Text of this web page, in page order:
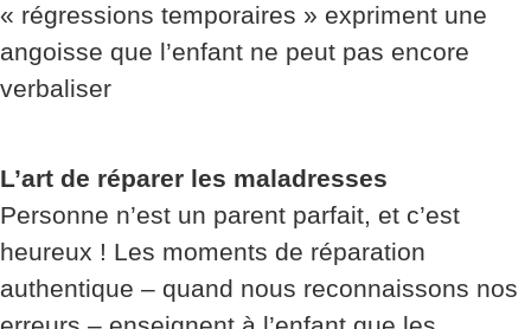
« régressions temporaires » expriment une
angoisse que l’enfant ne peut pas encore
verbaliser
L’art de réparer les maladresses
Personne n’est un parent parfait, et c’est
heureux ! Les moments de réparation
authentique – quand nous reconnaissons nos